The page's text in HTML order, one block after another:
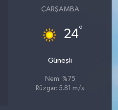
ÇARŞAMBA
24°
Güneşli
Nem: %75
Rüzgar: 5.81 m/s